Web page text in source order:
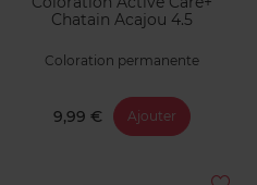
Chatain Acajou 4.5
Coloration permanente
9,99 € Ajouter